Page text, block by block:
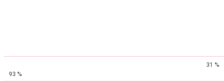
31 %
93 %